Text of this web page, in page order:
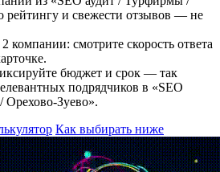
рейтингу и свежести отзывов — не
компании: смотрите скорость ответа
бюджет и срок — так
подрядчиков в «SEO
Орехово-Зуево».
Как выбирать ниже